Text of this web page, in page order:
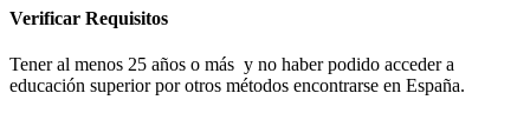
Verificar Requisitos
Tener al menos 25 años o más y no haber podido acceder a
educación superior por otros métodos encontrarse en España.